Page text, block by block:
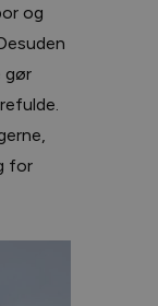
og
gør
for